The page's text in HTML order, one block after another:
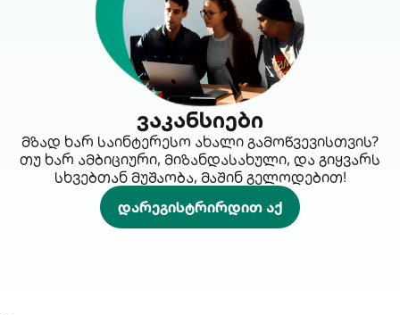
ვაკანსიები
მზად ხარ საინტერესო ახალი გამოწვევისთვის?
თუ ხარ ამბიციური, მიზანდასახული, და გიყვარს
სხვებთან მუშაობა, მაშინ გელოდებით!
დარეგისტრირდით აქ